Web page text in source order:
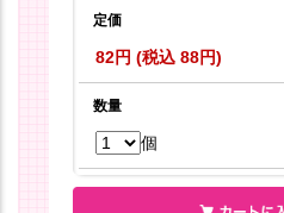
定価
82円 (税込 88円)
数量
個